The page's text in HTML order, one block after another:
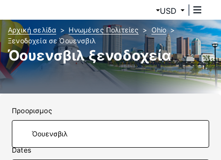
USD
Αρχική σελίδα Ηνωμένες Πολιτείες
Ohio
Ξενοδοχεία σε Όουενσβιλ
Όουενσβιλ ξενοδοχεία
Προορισμος
Dates